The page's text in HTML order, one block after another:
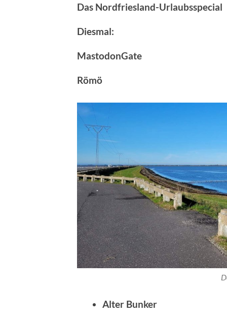
Das Nordfriesland-Urlaubsspecial
Diesmal:
MastodonGate
Römö
Alter Bunker